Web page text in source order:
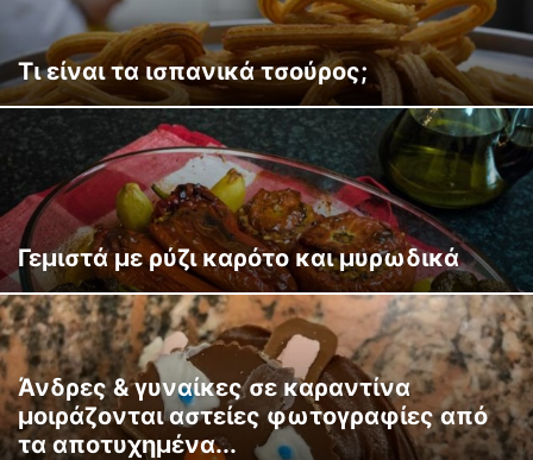
Τι είναι τα ισπανικά τσούρος;
Γεμιστά με ρύζι καρότο και μυρωδικά
Άνδρες & γυναίκες σε καραντίνα
μοιράζονται αστείες φωτογραφίες από
τα αποτυχημένα...